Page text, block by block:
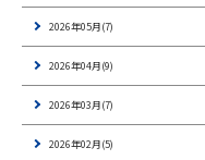
2026年05月(7)
2026年04月(9)
2026年03月(7)
2026年02月(5)